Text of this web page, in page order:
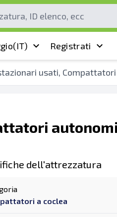
(IT) Registrati
usati,
dell'attrezzatura
a coclea